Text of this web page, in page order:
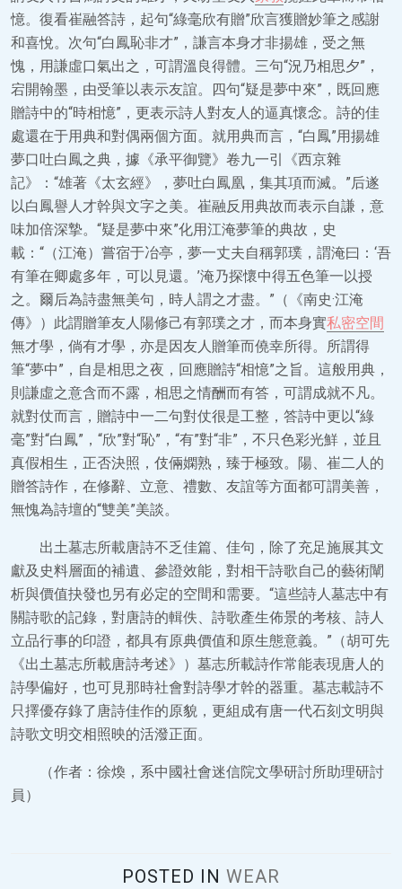
憶。復看崔融答詩，起句“綠毫欣有贈”欣言獲贈妙筆之感謝
和喜悅。次句“白鳳恥非才”，謙言本身才非揚雄，受之無
愧，用謙虛口氣出之，可謂溫良得體。三句“況乃相思夕”，
宕開翰墨，由受筆以表示友誼。四句“疑是夢中來”，既回應
贈詩中的“時相憶”，更表示詩人對友人的逼真懷念。詩的佳
處還在于用典和對偶兩個方面。就用典而言，“白鳳”用揚雄
夢口吐白鳳之典，據《承平御覽》卷九一引《西京雜
記》：“雄著《太玄經》，夢吐白鳳凰，集其項而滅。”后遂
以白鳳譽人才幹與文字之美。崔融反用典故而表示自謙，意
味加倍深摯。“疑是夢中來”化用江淹夢筆的典故，史
載：“（江淹）嘗宿于冶亭，夢一丈夫自稱郭璞，謂淹曰：‘吾
有筆在卿處多年，可以見還。’淹乃探懷中得五色筆一以授
之。爾后為詩盡無美句，時人謂之才盡。”（《南史·江淹
傳》）此謂贈筆友人陽修己有郭璞之才，而本身實私密空間
無才學，倘有才學，亦是因友人贈筆而僥幸所得。所謂得
筆“夢中”，自是相思之夜，回應贈詩“相憶”之旨。這般用典，
則謙虛之意含而不露，相思之情酬而有答，可謂成就不凡。
就對仗而言，贈詩中一二句對仗很是工整，答詩中更以“綠
毫”對“白鳳”，“欣”對“恥”，“有”對“非”，不只色彩光鮮，並且
真假相生，正否決照，伎倆嫻熟，臻于極致。陽、崔二人的
贈答詩作，在修辭、立意、禮數、友誼等方面都可謂美善，
無愧為詩壇的“雙美”美談。
出土墓志所載唐詩不乏佳篇、佳句，除了充足施展其文
獻及史料層面的補遺、參證效能，對相干詩歌自己的藝術闡
析與價值抉發也另有必定的空間和需要。“這些詩人墓志中有
關詩歌的記錄，對唐詩的輯佚、詩歌產生佈景的考核、詩人
立品行事的印證，都具有原典價值和原生態意義。”（胡可先
《出土墓志所載唐詩考述》）墓志所載詩作常能表現唐人的
詩學偏好，也可見那時社會對詩學才幹的器重。墓志載詩不
只擇優存錄了唐詩佳作的原貌，更組成有唐一代石刻文明與
詩歌文明交相照映的活潑正面。
（作者：徐煥，系中國社會迷信院文學研討所助理研討
員）
POSTED IN WEAR